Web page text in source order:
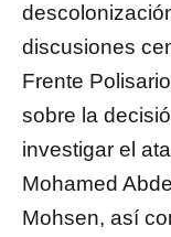
discusiones
Frente
sobre la
investigar el
Mohamed
Mohsen, así